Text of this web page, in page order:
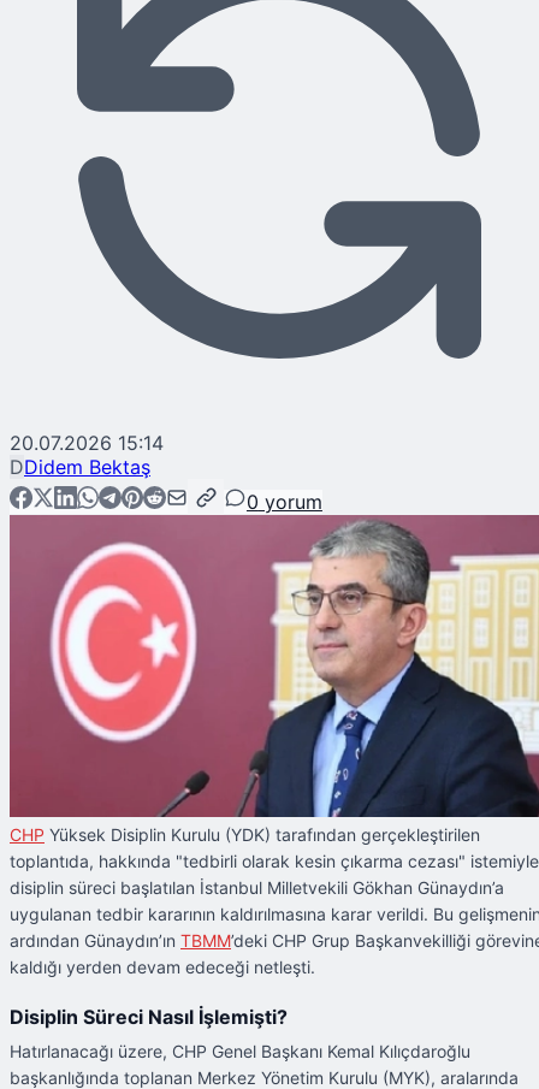
20.07.2026 15:14
DDidem Bektaş
0 yorum
CHP Yüksek Disiplin Kurulu (YDK) tarafından gerçekleştirilen
toplantıda, hakkında "tedbirli olarak kesin çıkarma cezası" istemiyle
disiplin süreci başlatılan İstanbul Milletvekili Gökhan Günaydın’a
uygulanan tedbir kararının kaldırılmasına karar verildi. Bu
ardından Günaydın’ın TBMM’deki CHP Grup Başkanvekilliği
kaldığı yerden devam edeceği netleşti.
Disiplin Süreci Nasıl İşlemişti?
Hatırlanacağı üzere, CHP Genel Başkanı Kemal Kılıçdaroğlu
başkanlığında toplanan Merkez Yönetim Kurulu (MYK), aralarında